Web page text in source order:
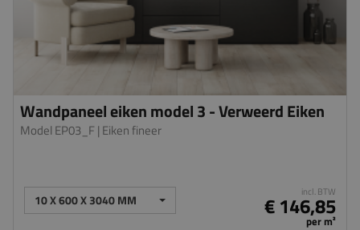
Wandpaneel eiken model 3 - Verweerd Eiken
Model EP03_F | Eiken fineer
10 X 600 X 3040 MM incl. BTW
€ 146,85
per m²